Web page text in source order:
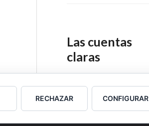
Las cuentas
claras
Nuestras cuentas
RECHAZAR CONFIGURAR